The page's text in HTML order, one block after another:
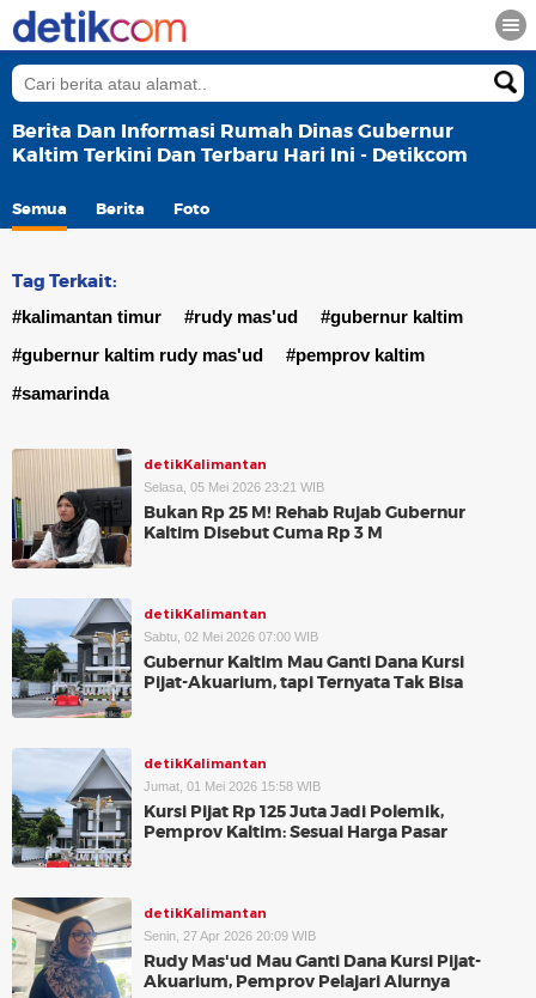
Berita Dan Informasi Rumah Dinas Gubernur
Kaltim Terkini Dan Terbaru Hari Ini - Detikcom
Semua Berita Foto
Tag Terkait:
#kalimantan timur #rudy mas'ud
#gubernur kaltim
#gubernur kaltim rudy mas'ud
#pemprov kaltim
#samarinda
detikKalimantan
Selasa, 05 Mei 2026 23:21 WIB
Bukan Rp 25 M! Rehab Rujab Gubernur
Kaltim Disebut Cuma Rp 3 M
detikKalimantan
Sabtu, 02 Mei 2026 07:00 WIB
Gubernur Kaltim Mau Ganti Dana Kursi
Pijat-Akuarium, tapi Ternyata Tak Bisa
detikKalimantan
Jumat, 01 Mei 2026 15:58 WIB
Kursi Pijat Rp 125 Juta Jadi Polemik,
Pemprov Kaltim: Sesuai Harga Pasar
detikKalimantan
Senin, 27 Apr 2026 20:09 WIB
Rudy Mas'ud Mau Ganti Dana Kursi Pijat-
Akuarium, Pemprov Pelajari Alurnya